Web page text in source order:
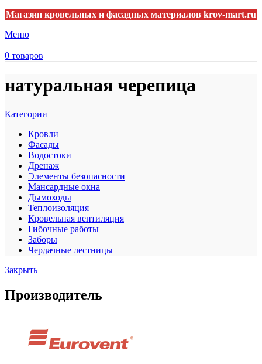
Магазин кровельных и фасадных материалов krov-mart.ru
Меню
0 товаров
натуральная черепица
Категории
Кровли
Фасады
Водостоки
Дренаж
Элементы безопасности
Мансардные окна
Дымоходы
Теплоизоляция
Кровельная вентиляция
Гибочные работы
Заборы
Чердачные лестницы
Закрыть
Производитель